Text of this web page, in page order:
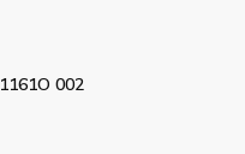
002